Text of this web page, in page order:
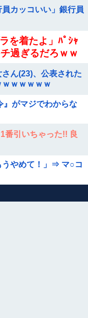
員カッコいい」銀行員
を着たよ」ﾊﾟｼｬ
過ぎるだろｗｗ
ん(23)、公表された
ｗｗｗｗｗ
』がマジでわからな
番引いちゃった!! 良
うやめて！」⇒ マ○コ